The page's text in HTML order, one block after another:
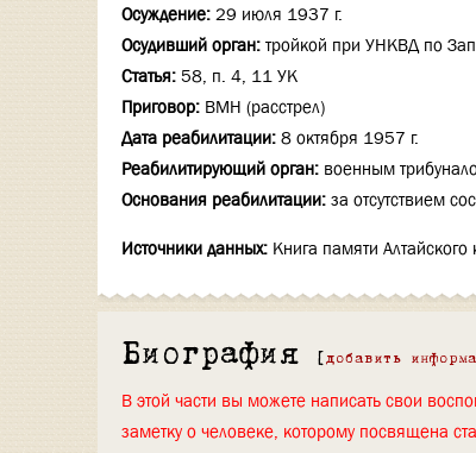
Осуждение: 29 июля 1937 г.
Осудивший орган: тройкой при УНКВД по
Статья: 58, п. 4, 11 УК
Приговор: ВМН (расстрел)
Дата реабилитации: 8 октября 1957 г.
Реабилитирующий орган: военным
Основания реабилитации: за отсутствием
Источники данных: Книга памяти Алтайского
Биография [ добавить
В этой части вы можете написать свои
заметку о человеке, которому посвящена